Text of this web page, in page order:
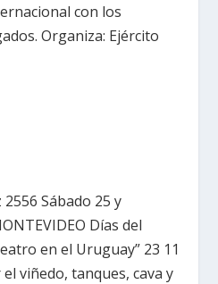
con los
Organiza: Ejército
Sábado 25 y
Días del
en el Uruguay” 23 11
viñedo, tanques, cava y